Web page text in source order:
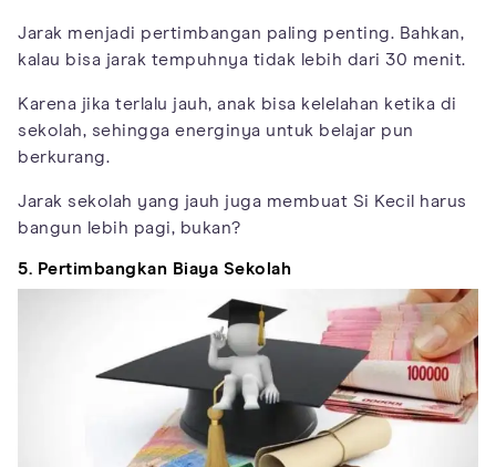
Jarak menjadi pertimbangan paling penting. Bahkan,
kalau bisa jarak tempuhnya tidak lebih dari 30 menit.
Karena jika terlalu jauh, anak bisa kelelahan ketika di
sekolah, sehingga energinya untuk belajar pun
berkurang.
Jarak sekolah yang jauh juga membuat Si Kecil harus
bangun lebih pagi, bukan?
5. Pertimbangkan Biaya Sekolah